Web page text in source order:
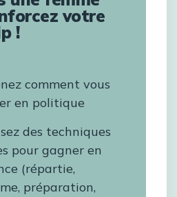
votre
!
comment vous
en politique
des techniques
pour gagner en
(répartie,
préparation,